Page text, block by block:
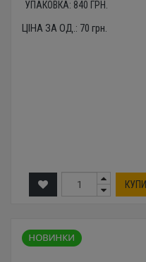
УПАКОВКА: 840 ГРН.
ЦІНА ЗА ОД.: 70 грн.